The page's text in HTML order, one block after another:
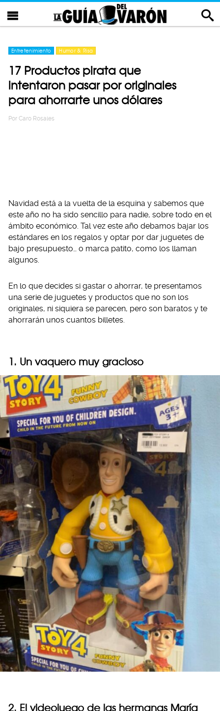
Entretenimiento Humor & Risa
17 Productos pirata que
intentaron pasar por originales
para ahorrarte unos dólares
Por Caro Rosales
Navidad está a la vuelta de la esquina y sabemos que
este año no ha sido sencillo para nadie, sobre todo en el
ámbito económico. Tal vez este año debamos bajar los
estándares en los regalos y optar por dar juguetes de
bajo presupuesto… o marca patito, como los llaman
algunos.
En lo que decides si gastar o ahorrar, te presentamos
una serie de juguetes y productos que no son los
originales, ni siquiera se parecen, pero son baratos y te
ahorrarán unos cuantos billetes.
1. Un vaquero muy gracioso
2. El videojuego de las hermanas María